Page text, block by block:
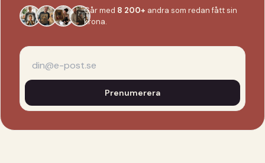
Går med 8 200+ andra som redan fått sin
krona.
Prenumerera